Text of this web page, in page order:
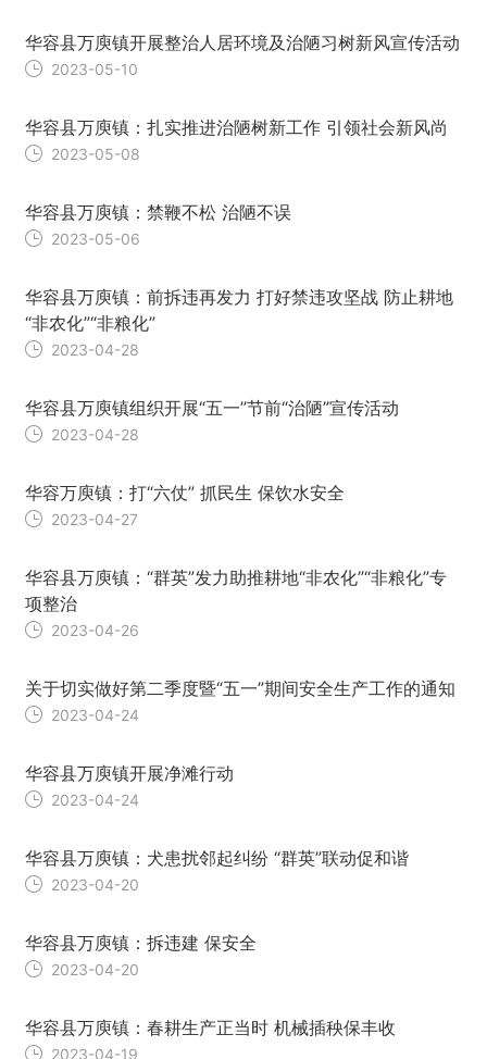
华容县万庾镇开展整治人居环境及治陋习树新风宣传活动
2023-05-10
华容县万庾镇：扎实推进治陋树新工作 引领社会新风尚
2023-05-08
华容县万庾镇：禁鞭不松 治陋不误
2023-05-06
华容县万庾镇：前拆违再发力 打好禁违攻坚战 防止耕地
“非农化”“非粮化”
2023-04-28
华容县万庾镇组织开展“五一”节前“治陋”宣传活动
2023-04-28
华容万庾镇：打“六仗” 抓民生 保饮水安全
2023-04-27
华容县万庾镇：“群英”发力助推耕地“非农化”“非粮化”专
项整治
2023-04-26
关于切实做好第二季度暨“五一”期间安全生产工作的通知
2023-04-24
华容县万庾镇开展净滩行动
2023-04-24
华容县万庾镇：犬患扰邻起纠纷 “群英”联动促和谐
2023-04-20
华容县万庾镇：拆违建 保安全
2023-04-20
华容县万庾镇：春耕生产正当时 机械插秧保丰收
2023-04-19